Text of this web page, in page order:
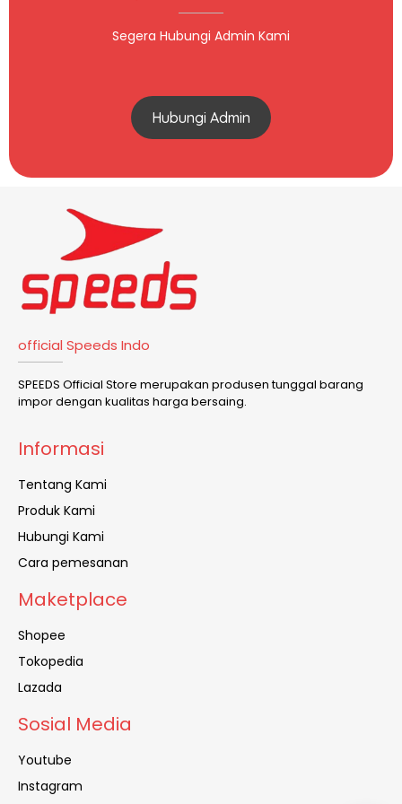
Segera Hubungi Admin Kami
Hubungi Admin
official Speeds Indo
SPEEDS Official Store merupakan produsen tunggal barang
impor dengan kualitas harga bersaing.
Informasi
Tentang Kami
Produk Kami
Hubungi Kami
Cara pemesanan
Maketplace
Shopee
Tokopedia
Lazada
Sosial Media
Youtube
Instagram